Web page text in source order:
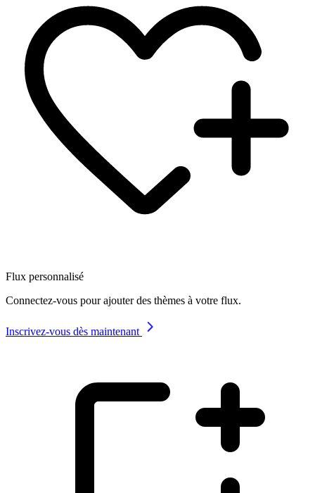
Flux personnalisé
Connectez-vous pour ajouter des thèmes à votre flux.
Inscrivez-vous dès maintenant